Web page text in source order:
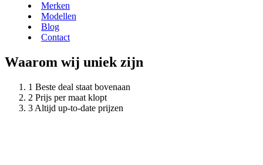
Merken
Modellen
Blog
Contact
Waarom wij uniek zijn
Beste deal staat bovenaan
Prijs per maat klopt
Altijd up-to-date prijzen